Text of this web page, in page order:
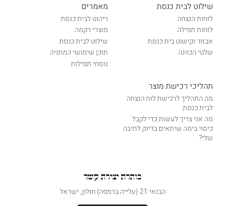
שילוט לבית כנסת
לוחות הנצחה
לוחות תפילה
אבזור וקישוט בית כנסת
שלטי הכוונה
מאמרים
ריהוט לבית כנסת
מוצרי רקמה
שילוט לבית כנסת
תוכן שימושי המתניה
נוסחי תפילות
תהליכי רכישת מוצר
מה התהליך לרכישת לוח הנצחה
לבית כנסת
מה אני צריך לעשות כדי לקבל
כיסוי בימה שיתאים בדיוק לתיבה
שלי?
כותרת יצירת קשר
הבנאי 21 (עלייה ברמפה) חולון, ישראל